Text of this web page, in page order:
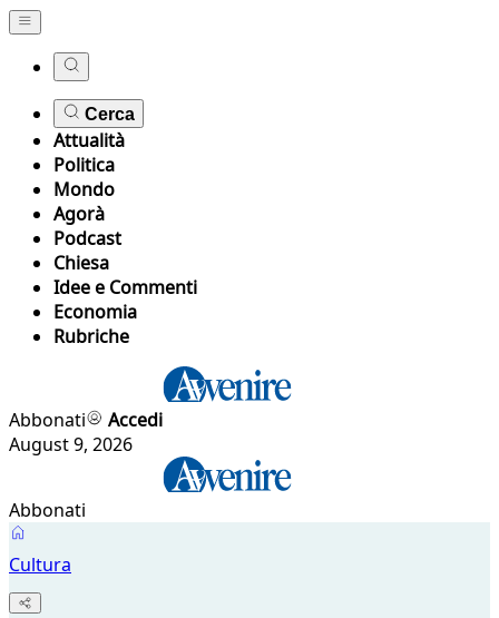
Cerca
Attualità
Politica
Mondo
Agorà
Podcast
Chiesa
Idee e Commenti
Economia
Rubriche
Abbonati
Accedi
August 9, 2026
Abbonati
Cultura